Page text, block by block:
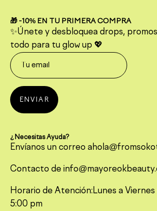
🎁 -10% EN TU PRIMERA COMPRA
✨Únete y desbloquea drops,
todo para tu glow up 💖
ENVIAR
¿Necesitas Ayuda?
Envíanos un correo
Contacto de
Horario de Atención:Lunes a Viernes
5:00 pm